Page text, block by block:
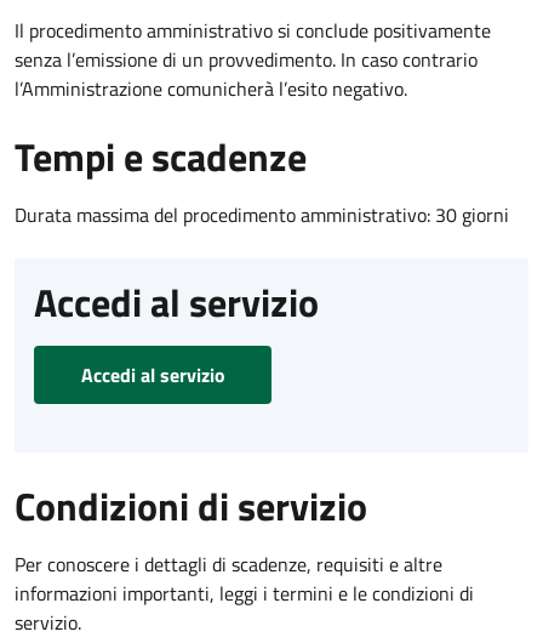
Il procedimento amministrativo si conclude positivamente
senza l’emissione di un provvedimento. In caso contrario
l’Amministrazione comunicherà l’esito negativo.
Tempi e scadenze
Durata massima del procedimento amministrativo: 30 giorni
Accedi al servizio
Accedi al servizio
Condizioni di servizio
Per conoscere i dettagli di scadenze, requisiti e altre
informazioni importanti, leggi i termini e le condizioni di
servizio.